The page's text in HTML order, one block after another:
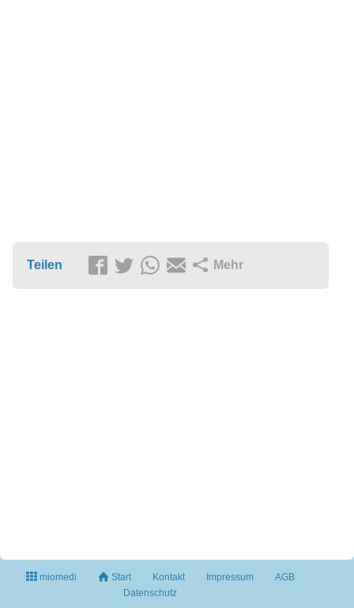
Teilen Mehr
miomedi Start Kontakt Impressum
AGB
Datenschutz